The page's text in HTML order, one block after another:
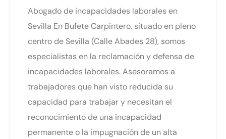
Abogado de incapacidades laborales en
Sevilla En Bufete Carpintero, situado en pleno
centro de Sevilla (Calle Abades 28), somos
especialistas en la reclamación y defensa de
incapacidades laborales. Asesoramos a
trabajadores que han visto reducida su
capacidad para trabajar y necesitan el
reconocimiento de una incapacidad
permanente o la impugnación de un alta